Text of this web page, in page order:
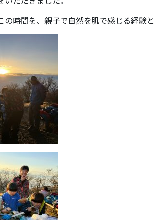
時間を、親子で自然を肌で感じる経験と